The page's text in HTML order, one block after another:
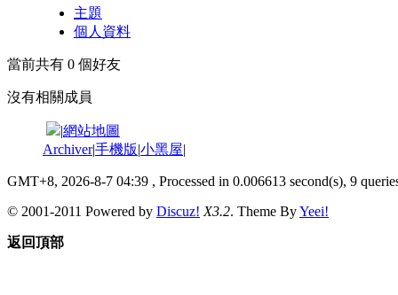
主題
個人資料
當前共有 0 個好友
沒有相關成員
|網站地圖
Archiver|手機版|小黑屋|
GMT+8, 2026-8-7 04:39 , Processed in 0.006613 second(s), 9
© 2001-2011 Powered by Discuz! X3.2. Theme ByYeei!
返回頂部